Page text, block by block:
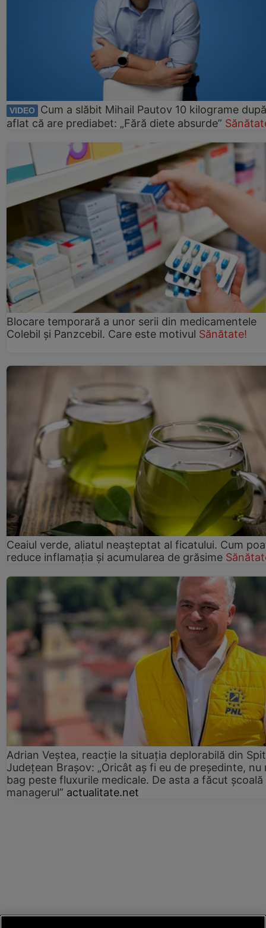
VIDEO
Cum a slăbit Mihail Pautov 10 kilograme
aflat că are prediabet: „Fără diete absurde”
Blocare temporară a unor serii din medicamentele
Colebil și Panzcebil. Care este motivul Sănătate!
Ceaiul verde, aliatul neașteptat al ficatului. Cum
reduce inflamația și acumularea de grăsime
Adrian Veștea, reacție la situația deplorabilă din
Județean Brașov: „Oricât aș fi eu de președinte, nu
bag peste fluxurile medicale. De asta a făcut școală
managerul” actualitate.net